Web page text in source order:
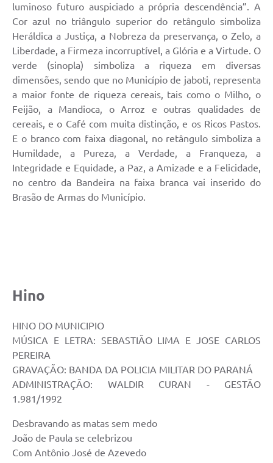
luminoso futuro auspiciado a própria descendência”. A
Cor azul no triângulo superior do retângulo simboliza
Heráldica a Justiça, a Nobreza da preservança, o Zelo, a
Liberdade, a Firmeza incorruptível, a Glória e a Virtude. O
verde (sinopla) simboliza a riqueza em diversas
dimensões, sendo que no Município de jaboti, representa
a maior fonte de riqueza cereais, tais como o Milho, o
Feijão, a Mandioca, o Arroz e outras qualidades de
cereais, e o Café com muita distinção, e os Ricos Pastos.
E o branco com faixa diagonal, no retângulo simboliza a
Humildade, a Pureza, a Verdade, a Franqueza, a
Integridade e Equidade, a Paz, a Amizade e a Felicidade,
no centro da Bandeira na faixa branca vai inserido do
Brasão de Armas do Município.
Hino
HINO DO MUNICIPIO
MÚSICA E LETRA: SEBASTIÃO LIMA E JOSE CARLOS
PEREIRA
GRAVAÇÃO: BANDA DA POLICIA MILITAR DO PARANÁ
ADMINISTRAÇÃO: WALDIR CURAN - GESTÃO
1.981/1992
Desbravando as matas sem medo
João de Paula se celebrizou
Com Antônio José de Azevedo